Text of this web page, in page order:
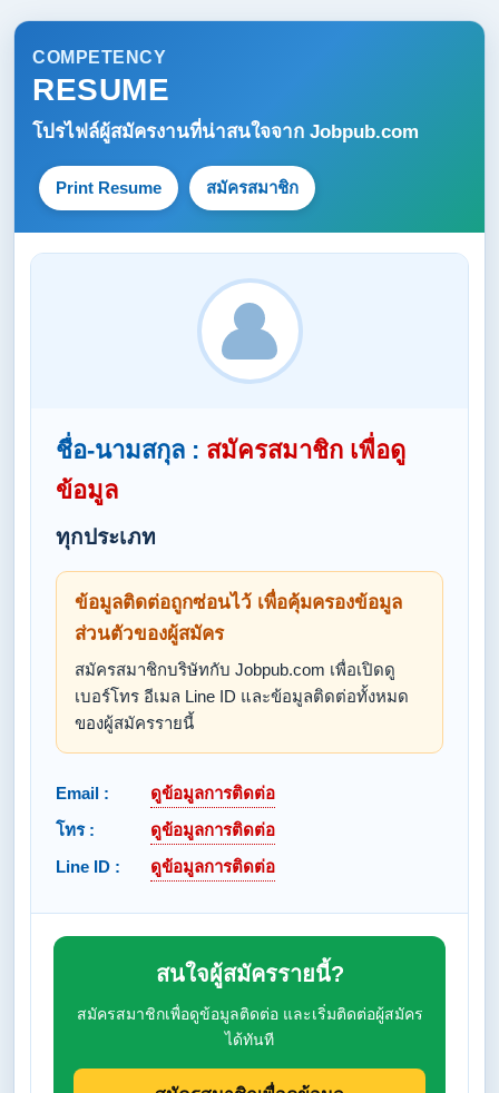
COMPETENCY
RESUME
โปรไฟล์ผู้สมัครงานที่น่าสนใจจาก Jobpub.com
Print Resume สมัครสมาชิก
ชื่อ-นามสกุล : สมัครสมาชิก เพื่อดู
ข้อมูล
ทุกประเภท
ข้อมูลติดต่อถูกซ่อนไว้ เพื่อคุ้มครองข้อมูล
ส่วนตัวของผู้สมัคร
สมัครสมาชิกบริษัทกับ Jobpub.com เพื่อเปิดดู
เบอร์โทร อีเมล Line ID และข้อมูลติดต่อทั้งหมด
ของผู้สมัครรายนี้
Email :
ดูข้อมูลการติดต่อ
โทร :
ดูข้อมูลการติดต่อ
Line ID :
ดูข้อมูลการติดต่อ
สนใจผู้สมัครรายนี้?
สมัครสมาชิกเพื่อดูข้อมูลติดต่อ และเริ่มติดต่อผู้สมัคร
ได้ทันที